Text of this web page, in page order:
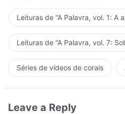
Leituras de “A Palavra, vol. 1: A
Leituras de “A Palavra, vol. 7:
Séries de vídeos de corais
Leave a Reply